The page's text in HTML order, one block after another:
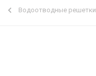
Водоотводные решетки